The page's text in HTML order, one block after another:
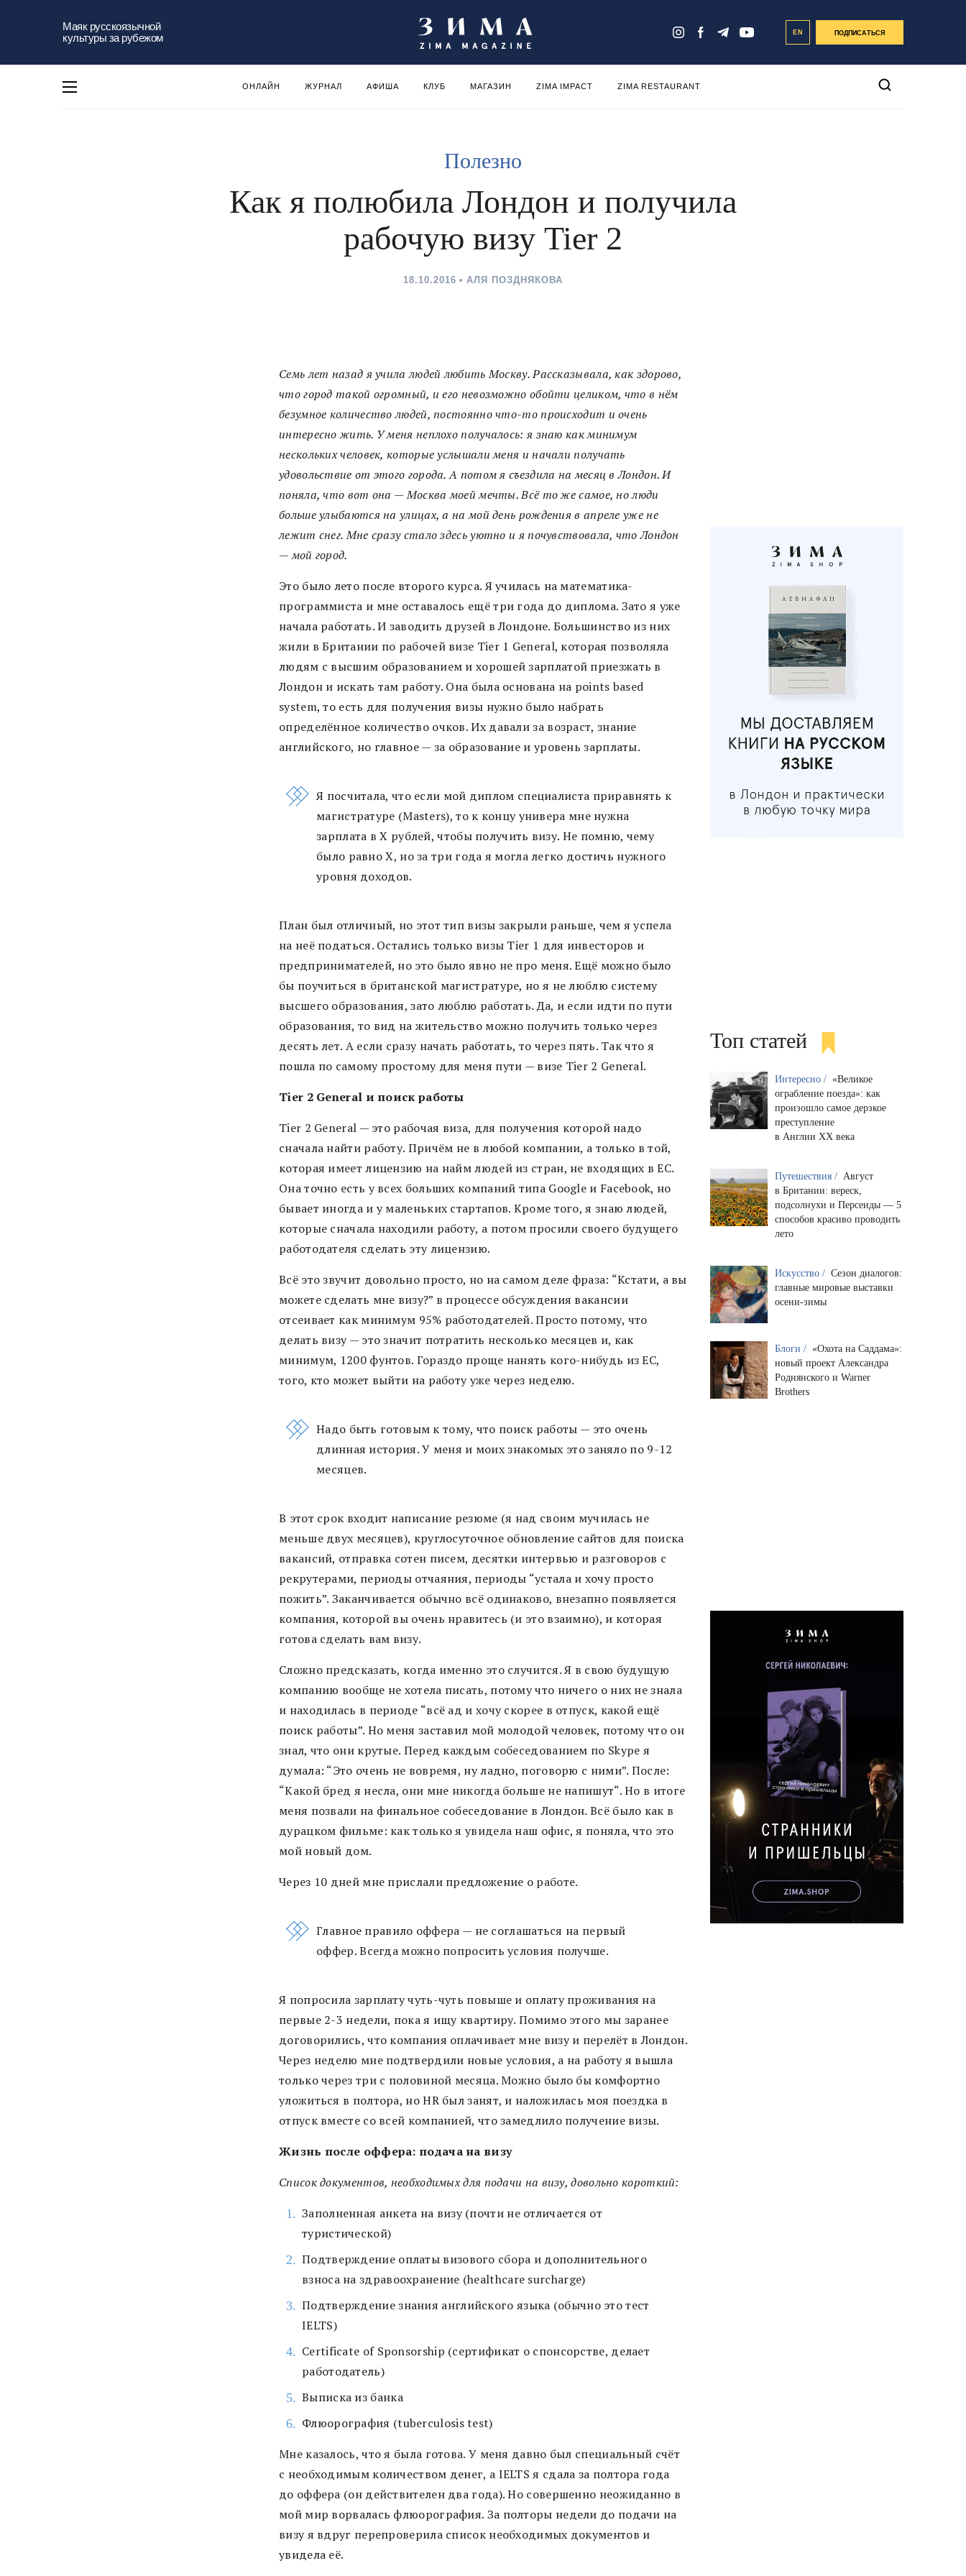
Маяк русскоязычной
культуры за рубежом
EN ПОДПИСАТЬСЯ
ОНЛАЙН ЖУРНАЛ АФИША КЛУБ МАГАЗИН ZIMA IMPACT ZIMA RESTAURANT
Полезно
Как я полюбила Лондон и получила
рабочую визу Tier 2
18.10.2016 АЛЯ ПОЗДНЯКОВА
Семь лет назад я учила людей любить Москву. Рассказывала, как здорово,
что город такой огромный, и его невозможно обойти целиком, что в нём
безумное количество людей, постоянно что-то происходит и очень
интересно жить. У меня неплохо получалось: я знаю как минимум
нескольких человек, которые услышали меня и начали получать
удовольствие от этого города. А потом я съездила на месяц в Лондон. И
поняла, что вот она — Москва моей мечты. Всё то же самое, но люди
больше улыбаются на улицах, а на мой день рождения в апреле уже не
лежит снег. Мне сразу стало здесь уютно и я почувствовала, что Лондон
— мой город.
Это было лето после второго курса. Я училась на математика-
программиста и мне оставалось ещё три года до диплома. Зато я уже
начала работать. И заводить друзей в Лондоне. Большинство из них
жили в Британии по рабочей визе Tier 1 General, которая позволяла
людям с высшим образованием и хорошей зарплатой приезжать в
Лондон и искать там работу. Она была основана на points based
system, то есть для получения визы нужно было набрать
определённое количество очков. Их давали за возраст, знание
английского, но главное — за образование и уровень зарплаты.
Я посчитала, что если мой диплом специалиста приравнять к
магистратуре (Masters), то к концу универа мне нужна
зарплата в X рублей, чтобы получить визу. Не помню, чему
было равно Х, но за три года я могла легко достичь нужного
уровня доходов.
План был отличный, но этот тип визы закрыли раньше, чем я успела
на неё податься. Остались только визы Tier 1 для инвесторов и
предпринимателей, но это было явно не про меня. Ещё можно было
бы поучиться в британской магистратуре, но я не люблю систему
высшего образования, зато люблю работать. Да, и если идти по пути
образования, то вид на жительство можно получить только через
десять лет. А если сразу начать работать, то через пять. Так что я
пошла по самому простому для меня пути — визе Tier 2 General.
Tier 2 General и поиск работы
Tier 2 General — это рабочая виза, для получения которой надо
сначала найти работу. Причём не в любой компании, а только в той,
которая имеет лицензию на найм людей из стран, не входящих в ЕС.
Она точно есть у всех больших компаний типа Google и Facebook, но
бывает иногда и у маленьких стартапов. Кроме того, я знаю людей,
которые сначала находили работу, а потом просили своего будущего
работодателя сделать эту лицензию.
Всё это звучит довольно просто, но на самом деле фраза: “Кстати, а вы
можете сделать мне визу?” в процессе обсуждения вакансии
отсеивает как минимум 95% работодателей. Просто потому, что
делать визу — это значит потратить несколько месяцев и, как
минимум, 1200 фунтов. Гораздо проще нанять кого-нибудь из ЕС,
того, кто может выйти на работу уже через неделю.
Надо быть готовым к тому, что поиск работы — это очень
длинная история. У меня и моих знакомых это заняло по 9-12
месяцев.
В этот срок входит написание резюме (я над своим мучилась не
меньше двух месяцев), круглосуточное обновление сайтов для поиска
вакансий, отправка сотен писем, десятки интервью и разговоров с
рекрутерами, периоды отчаяния, периоды “устала и хочу просто
пожить”. Заканчивается обычно всё одинаково, внезапно появляется
компания, которой вы очень нравитесь (и это взаимно), и которая
готова сделать вам визу.
Сложно предсказать, когда именно это случится. Я в свою будущую
компанию вообще не хотела писать, потому что ничего о них не знала
и находилась в периоде “всё ад и хочу скорее в отпуск, какой ещё
поиск работы”. Но меня заставил мой молодой человек, потому что он
знал, что они крутые. Перед каждым собеседованием по Skype я
думала: “Это очень не вовремя, ну ладно, поговорю с ними”. После:
“Какой бред я несла, они мне никогда больше не напишут“. Но в итоге
меня позвали на финальное собеседование в Лондон. Всё было как в
дурацком фильме: как только я увидела наш офис, я поняла, что это
мой новый дом.
Через 10 дней мне прислали предложение о работе.
Главное правило оффера — не соглашаться на первый
оффер.Всегда можно попросить условия получше.
Я попросила зарплату чуть-чуть повыше и оплату проживания на
первые 2-3 недели, пока я ищу квартиру. Помимо этого мы заранее
договорились, что компания оплачивает мне визу и перелёт в Лондон.
Через неделю мне подтвердили новые условия, а на работу я вышла
только через три с половиной месяца. Можно было бы комфортно
уложиться в полтора, но HR был занят, и наложилась моя поездка в
отпуск вместе со всей компанией, что замедлило получение визы.
Жизнь после оффера: подача на визу
Список документов, необходимых для подачи на визу, довольно короткий:
Заполненная анкета на визу (почти не отличается от
туристической)
Подтверждение оплаты визового сбора и дополнительного
взноса на здравоохранение (healthcare surcharge)
Подтверждение знания английского языка (обычно это тест
IELTS)
Certificate of Sponsorship (сертификат о спонсорстве, делает
работодатель)
Выписка из банка
Флюорография (tuberculosis test)
Мне казалось, что я была готова. У меня давно был специальный счёт
с необходимым количеством денег, а IELTS я сдала за полтора года
до оффера (он действителен два года). Но совершенно неожиданно в
мой мир ворвалась флюорография. За полторы недели до подачи на
визу я вдруг перепроверила список необходимых документов и
увидела её.
Топ статей
Интересно / «Великое
ограбление поезда»: как
произошло самое дерзкое
преступление
в Англии XX века
Путешествия / Август
в Британии: вереск,
подсолнухи и Персеиды — 5
способов красиво проводить
лето
Искусство / Сезон диалогов:
главные мировые выставки
осени-зимы
Блоги / «Охота на Саддама»:
новый проект Александра
Роднянского и Warner
Brothers